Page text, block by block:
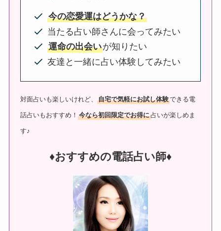
今の恋愛運はどうかな？
当たる占い師さんに会ってみたい
運命の出会いが知りたい
友達と一緒に占い体験してみたい
対面占いも楽しいけれど、自宅で気軽にお試し体験できる電
話占いもおすすめ！今なら初回限定でお得に占いが楽しめま
す♪
♦︎おすすめの電話占い師♦︎